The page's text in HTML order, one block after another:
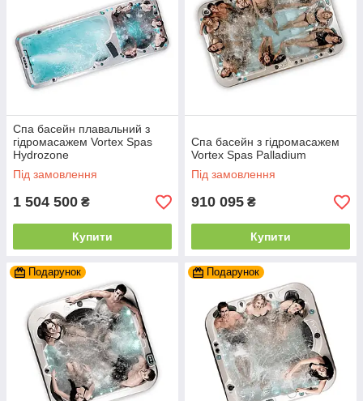
Спа басейн плавальний з
гідромасажем Vortex Spas
Hydrozone
Під замовлення
1 504 500 ₴
Купити
Спа басейн з гідромасажем
Vortex Spas Palladium
Під замовлення
910 095 ₴
Купити
Подарунок Подарунок